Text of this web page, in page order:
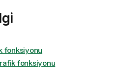
fonksiyonu
fonksiyonu